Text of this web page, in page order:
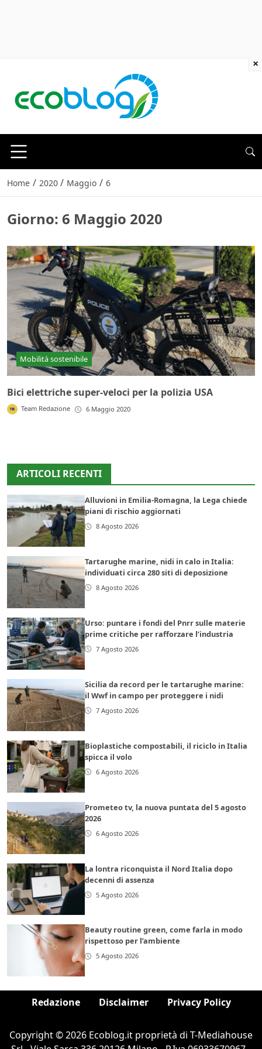
Home / 2020 / Maggio / 6
Giorno: 6 Maggio 2020
Mobilità sostenibile
Bici elettriche super-veloci per la polizia USA
Team Redazione 6 Maggio 2020
ARTICOLI RECENTI
Alluvioni in Emilia-Romagna, la Lega chiede
piani di rischio aggiornati
8 Agosto 2026
Tartarughe marine, nidi in calo in Italia:
individuati circa 280 siti di deposizione
8 Agosto 2026
Urso: puntare i fondi del Pnrr sulle materie
prime critiche per rafforzare l’industria
7 Agosto 2026
Sicilia da record per le tartarughe marine:
il Wwf in campo per proteggere i nidi
7 Agosto 2026
Bioplastiche compostabili, il riciclo in Italia
spicca il volo
6 Agosto 2026
Prometeo tv, la nuova puntata del 5 agosto
2026
6 Agosto 2026
La lontra riconquista il Nord Italia dopo
decenni di assenza
5 Agosto 2026
Beauty routine green, come farla in modo
rispettoso per l’ambiente
5 Agosto 2026
Redazione Disclaimer Privacy Policy
Copyright © 2026 Ecoblog.it proprietà di T-Mediahouse
×